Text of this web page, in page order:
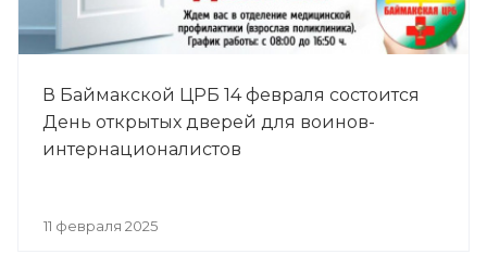
В Баймакской ЦРБ 14 февраля состоится
День открытых дверей для воинов-
интернационалистов
11 февраля 2025